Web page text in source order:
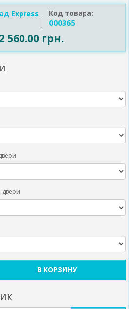
Express Код товара:
000365
2 560.00 грн.
двери
В КОРЗИНУ